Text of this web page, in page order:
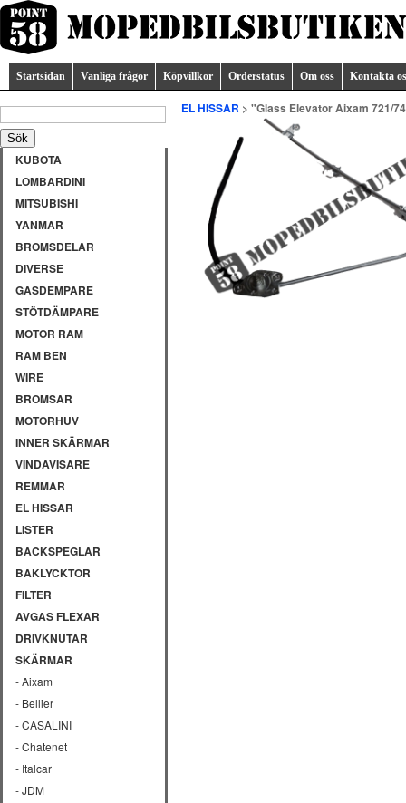
Startsidan Vanliga frågor Köpvillkor Orderstatus Om oss Kontakta
KUBOTA
LOMBARDINI
MITSUBISHI
YANMAR
BROMSDELAR
DIVERSE
GASDEMPARE
STÖTDÄMPARE
MOTOR RAM
RAM BEN
WIRE
BROMSAR
MOTORHUV
INNER SKÄRMAR
VINDAVISARE
REMMAR
EL HISSAR
LISTER
BACKSPEGLAR
BAKLYCKTOR
FILTER
AVGAS FLEXAR
DRIVKNUTAR
SKÄRMAR
- Aixam
- Bellier
- CASALINI
- Chatenet
- Italcar
- JDM
EL HISSAR > "Glass Elevator Aixam 721/